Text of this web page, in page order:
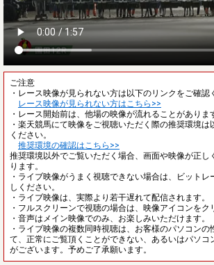
ご注意
・レース映像が見られない方は以下のリンクをご確認
レース映像が見られない方はこちら>>
・レース開始前は、他場の映像が流れることがありま
・楽天競馬にて映像をご視聴いただく際の推奨環境
ください。
推奨環境の確認はこちら>>
推奨環境以外でご覧いただく場合、画面や映像が正し
ります。
・ライブ映像がうまく視聴できない場合は、ビット
しください。
・ライブ映像は、実際より若干遅れて配信されます。
・フルスクリーンで視聴の場合は、映像アイコンをク
・音声はメイン映像でのみ、お楽しみいただけます。
・ライブ映像の複数同時視聴は、お客様のパソコンの
て、正常にご覧頂くことができない、あるいはパソコ
がございます。予めご了承願います。